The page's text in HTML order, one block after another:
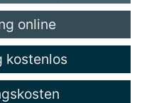
online
kostenlos